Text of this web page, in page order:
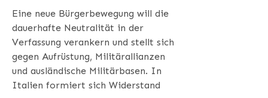
Eine neue Bürgerbewegung will die
dauerhafte Neutralität in der
Verfassung verankern und stellt sich
gegen Aufrüstung, Militärallianzen
und ausländische Militärbasen. In
Italien formiert sich Widerstand